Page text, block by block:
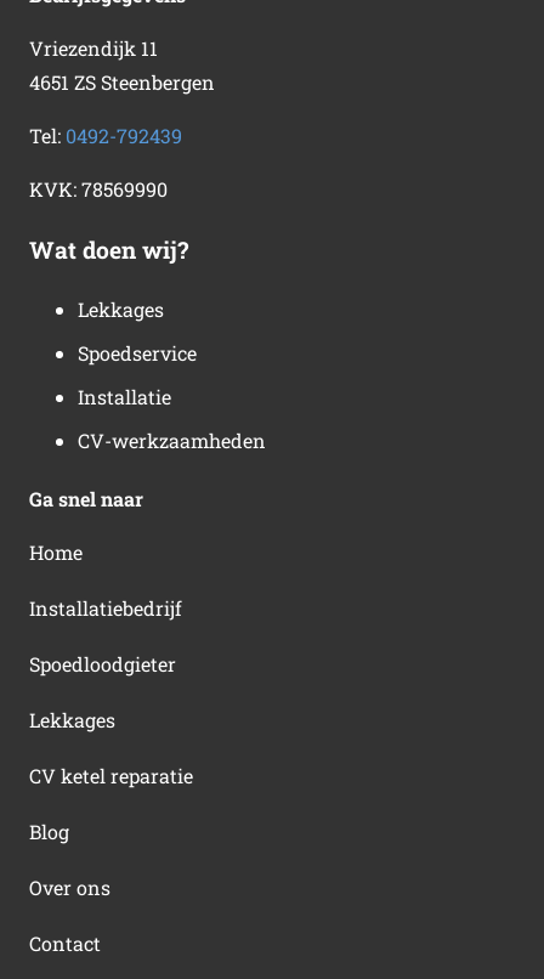
Vriezendijk 11
4651 ZS Steenbergen
Tel: 0492-792439
KVK:78569990
Wat doen wij?
Lekkages
Spoedservice
Installatie
CV-werkzaamheden
Ga snel naar
Home
Installatiebedrijf
Spoedloodgieter
Lekkages
CV ketel reparatie
Blog
Over ons
Contact